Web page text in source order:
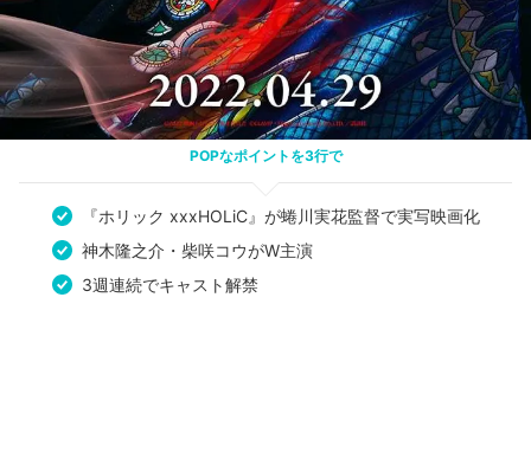
POPなポイントを3行で
『ホリック xxxHOLiC』が蜷川実花監督で実写映画化
神木隆之介・柴咲コウがW主演
3週連続でキャスト解禁